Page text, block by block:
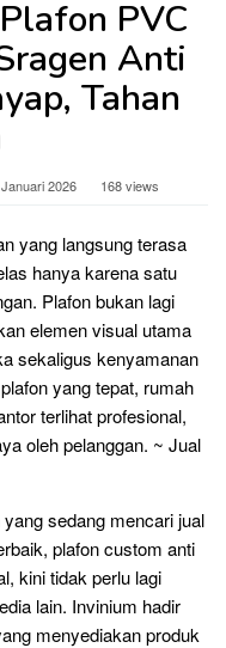
PVC
Anti
Tahan
2026 168 views
yang langsung terasa
hanya karena satu
Plafon bukan lagi
elemen visual utama
sekaligus kenyamanan
yang tepat, rumah
terlihat profesional,
oleh pelanggan. ~ Jual
sedang mencari jual
plafon custom anti
kini tidak perlu lagi
lain. Invinium hadir
menyediakan produk